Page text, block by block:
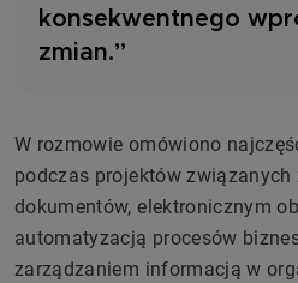
konsekwentnego
zmian.”
W rozmowie omówiono
podczas projektów związanych
dokumentów, elektronicznym
automatyzacją procesów
zarządzaniem informacją w